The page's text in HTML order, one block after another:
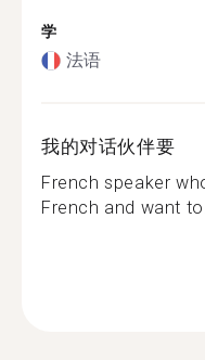
学
法语
我的对话伙伴要
French speaker
French and want